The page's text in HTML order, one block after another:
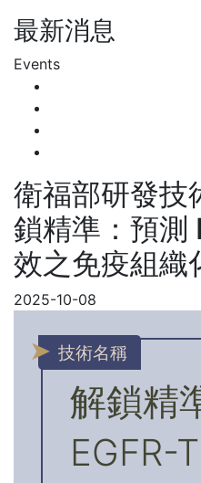
最新消息
Events
衛福部研發
鎖精準：預測
效之免疫組織
2025-10-08
技術名稱
解鎖精
EGFR-